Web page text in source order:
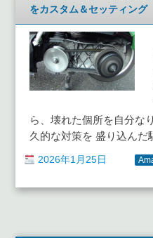
をカスタム＆セッティング
ら、壊れた個所を自分な
久的な対策を 盛り込ん
2026年1月25日